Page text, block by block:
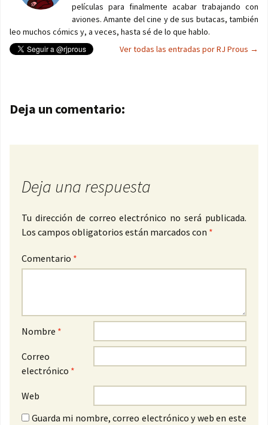
películas para finalmente acabar trabajando con
aviones. Amante del cine y de sus butacas, también
leo muchos cómics y, a veces, hasta sé de lo que hablo.
Ver todas las entradas por RJ Prous →
Navegación de entradas
Deja un comentario:
Deja una respuesta
Tu dirección de correo electrónico no será publicada.
Los campos obligatorios están marcados con *
Comentario *
Nombre *
Correo
electrónico *
Web
Guarda mi nombre, correo electrónico y web en este